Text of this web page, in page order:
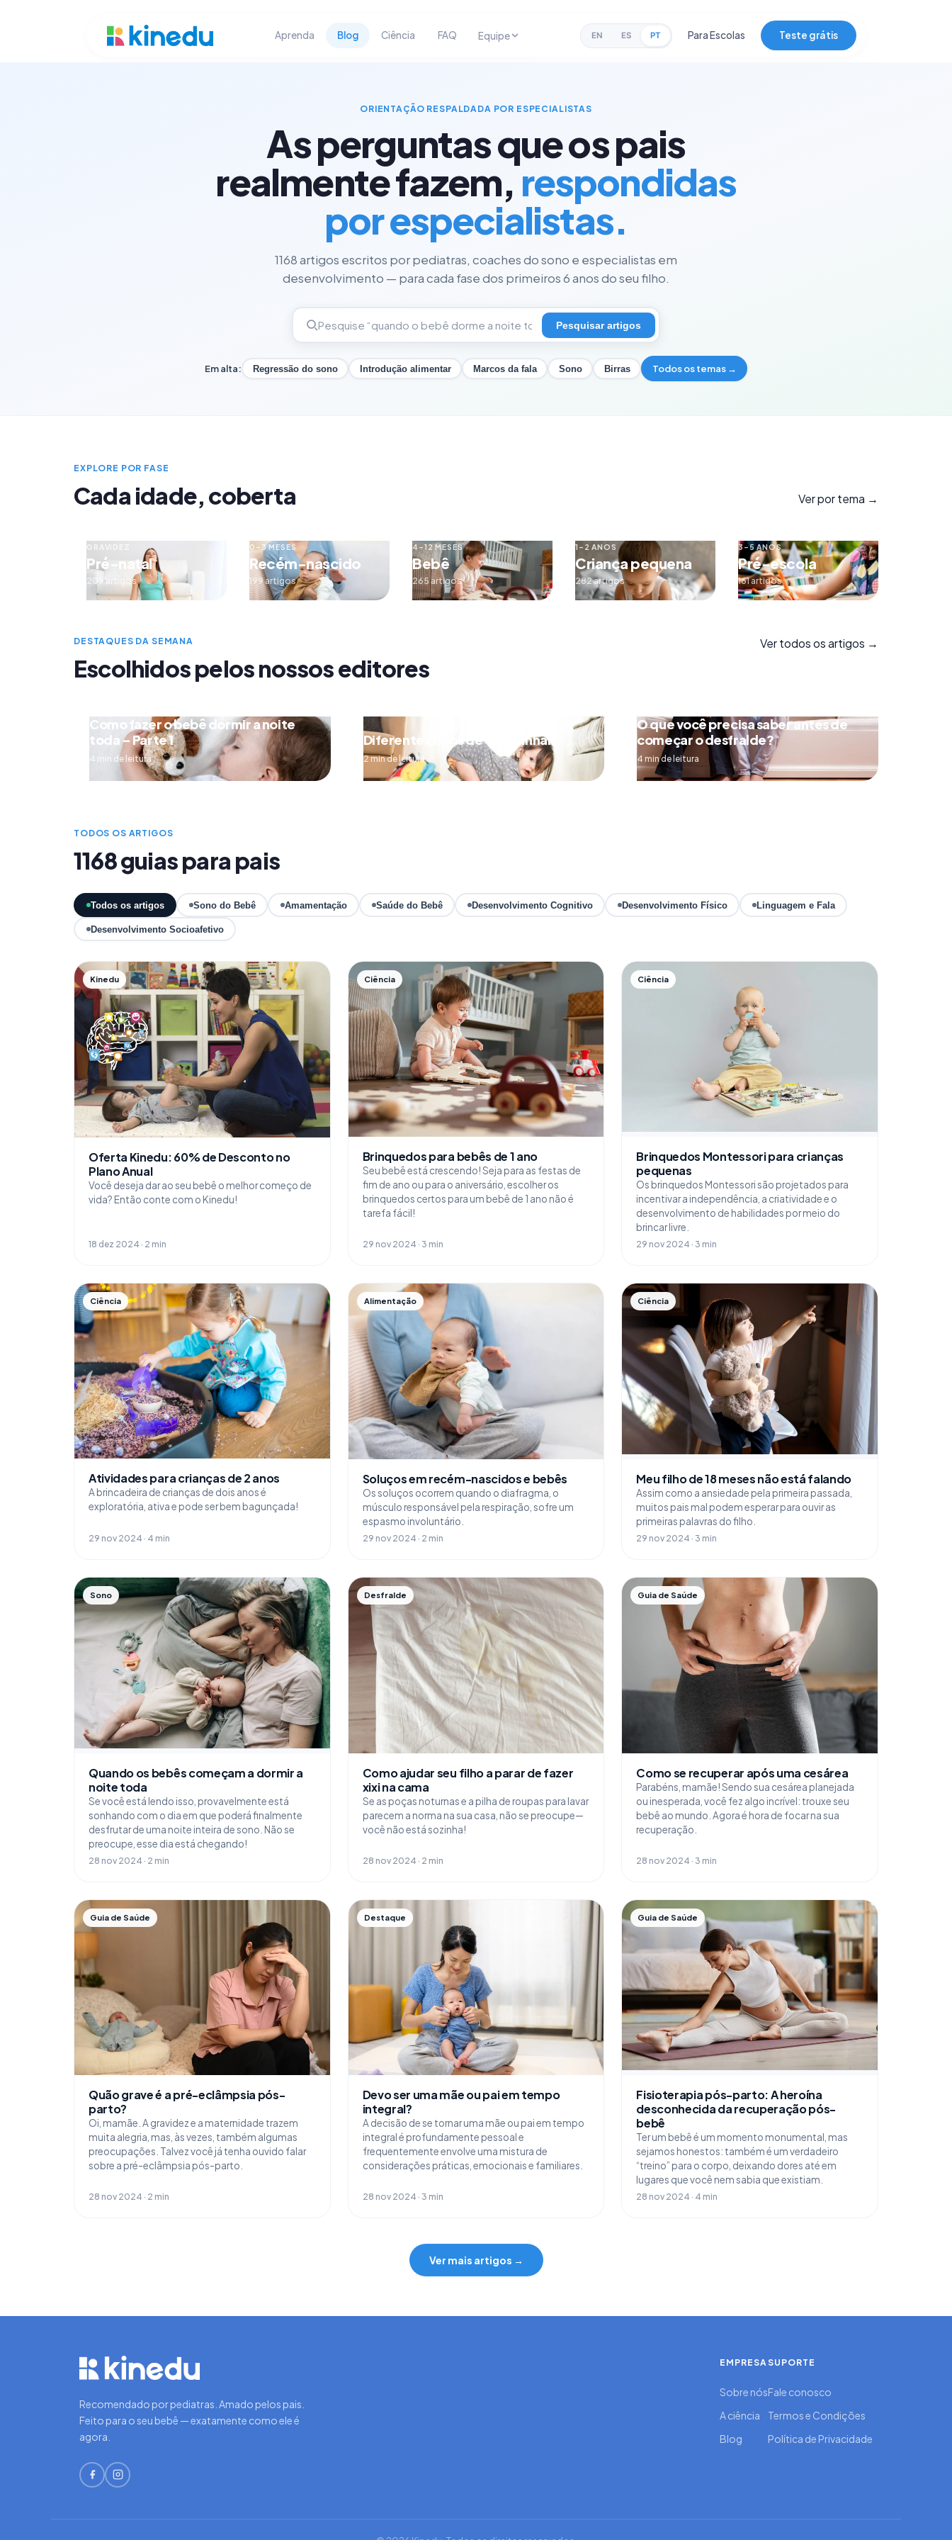
Aprenda Blog Ciência FAQ Equipe EN ES PT Para Escolas Teste grátis
ORIENTAÇÃO RESPALDADA POR ESPECIALISTAS
As perguntas que os pais
realmente fazem,respondidas
por especialistas.
1168 artigos escritos por pediatras, coaches do sono e especialistas em
desenvolvimento — para cada fase dos primeiros 6 anos do seu filho.
Pesquisar artigos
Em alta: Regressão do sono Introdução alimentar Marcos da fala Sono Birras Todos os temas →
EXPLORE POR FASE
Cada idade, coberta Ver por tema →
GRAVIDEZ
Pré-natal
209 artigos
0–3 MESES
Recém-nascido
199 artigos
4–12 MESES
Bebê
265 artigos
1–2 ANOS
Criança pequena
282 artigos
3–5 ANOS
Pré-escola
161 artigos
DESTAQUES DA SEMANA
Escolhidos pelos nossos editores
Ver todos os artigos →
Como fazer o bebê dormir a noite
toda – Parte 1
4 min de leitura
Diferentes tipos de engatinhar
2 min de leitura
O que você precisa saber antes de
começar o desfralde?
4 min de leitura
TODOS OS ARTIGOS
1168 guias para pais
Todos os artigos Sono do Bebê Amamentação Saúde do Bebê Desenvolvimento Cognitivo Desenvolvimento Físico Linguagem e Fala
Desenvolvimento Socioafetivo
Kinedu
Oferta Kinedu: 60% de Desconto no
Plano Anual
Você deseja dar ao seu bebê o melhor começo de
vida? Então conte com o Kinedu!
18 dez 2024 · 2 min
Ciência
Brinquedos para bebês de 1 ano
Seu bebê está crescendo! Seja para as festas de
fim de ano ou para o aniversário, escolher os
brinquedos certos para um bebê de 1 ano não é
tarefa fácil!
29 nov 2024 · 3 min
Ciência
Brinquedos Montessori para crianças
pequenas
Os brinquedos Montessori são projetados para
incentivar a independência, a criatividade e o
desenvolvimento de habilidades por meio do
brincar livre.
29 nov 2024 · 3 min
Ciência
Atividades para crianças de 2 anos
A brincadeira de crianças de dois anos é
exploratória, ativa e pode ser bem bagunçada!
29 nov 2024 · 4 min
Alimentação
Soluços em recém-nascidos e bebês
Os soluços ocorrem quando o diafragma, o
músculo responsável pela respiração, sofre um
espasmo involuntário.
29 nov 2024 · 2 min
Ciência
Meu filho de 18 meses não está falando
Assim como a ansiedade pela primeira passada,
muitos pais mal podem esperar para ouvir as
primeiras palavras do filho.
29 nov 2024 · 3 min
Sono
Quando os bebês começam a dormir a
noite toda
Se você está lendo isso, provavelmente está
sonhando com o dia em que poderá finalmente
desfrutar de uma noite inteira de sono. Não se
preocupe, esse dia está chegando!
28 nov 2024 · 2 min
Desfralde
Como ajudar seu filho a parar de fazer
xixi na cama
Se as poças noturnas e a pilha de roupas para lavar
parecem a norma na sua casa, não se preocupe—
você não está sozinha!
28 nov 2024 · 2 min
Guia de Saúde
Como se recuperar após uma cesárea
Parabéns, mamãe! Sendo sua cesárea planejada
ou inesperada, você fez algo incrível: trouxe seu
bebê ao mundo. Agora é hora de focar na sua
recuperação.
28 nov 2024 · 3 min
Guia de Saúde
Quão grave é a pré-eclâmpsia pós-
parto?
Oi, mamãe. A gravidez e a maternidade trazem
muita alegria, mas, às vezes, também algumas
preocupações. Talvez você já tenha ouvido falar
sobre a pré-eclâmpsia pós-parto.
28 nov 2024 · 2 min
Destaque
Devo ser uma mãe ou pai em tempo
integral?
A decisão de se tornar uma mãe ou pai em tempo
integral é profundamente pessoal e
frequentemente envolve uma mistura de
considerações práticas, emocionais e familiares.
28 nov 2024 · 3 min
Guia de Saúde
Fisioterapia pós-parto: A heroína
desconhecida da recuperação pós-
bebê
Ter um bebê é um momento monumental, mas
sejamos honestos: também é um verdadeiro
“treino” para o corpo, deixando dores até em
lugares que você nem sabia que existiam.
28 nov 2024 · 4 min
Ver mais artigos →
Recomendado por pediatras. Amado pelos pais.
Feito para o seu bebê — exatamente como ele é
agora.
EMPRESA
Sobre nós
A ciência
Blog
SUPORTE
Fale conosco
Termos e Condições
Política de Privacidade